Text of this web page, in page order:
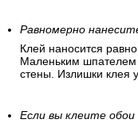
Равномерно
Клей наносится
Маленьким шпателем
стены. Излишки клея
Если вы клеите обои